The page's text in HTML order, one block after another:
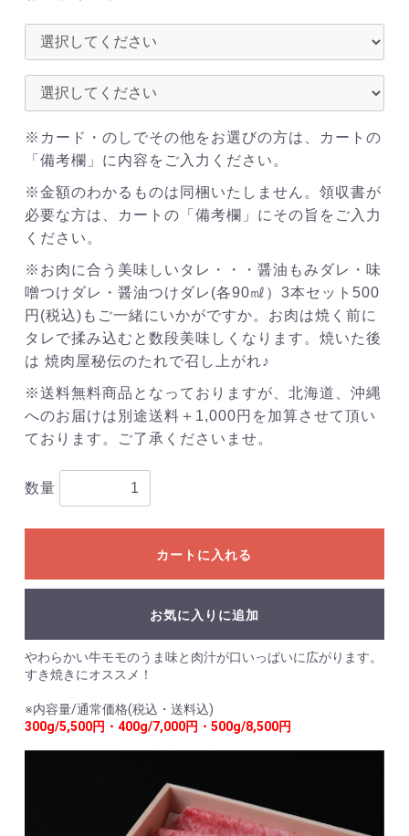
※カード・のしでその他をお選びの方は、カートの
「備考欄」に内容をご入力ください。
※金額のわかるものは同梱いたしません。領収書が
必要な方は、カートの「備考欄」にその旨をご入力
ください。
※お肉に合う美味しいタレ・・・醤油もみダレ・味
噌つけダレ・醤油つけダレ(各90㎖）3本セット500
円(税込)もご一緒にいかがですか。お肉は焼く前に
タレで揉み込むと数段美味しくなります。焼いた後
は 焼肉屋秘伝のたれで召し上がれ♪
※送料無料商品となっておりますが、北海道、沖縄
へのお届けは別途送料＋1,000円を加算させて頂い
ております。ご了承くださいませ。
数量
カートに入れる
お気に入りに追加
やわらかい牛モモのうま味と肉汁が口いっぱいに広がります。
すき焼きにオススメ！
※内容量/通常価格(税込・送料込)
300g/5,500円・400g/7,000円・500g/8,500円